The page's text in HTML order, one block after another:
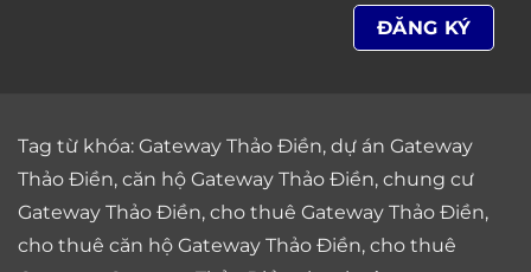
Tag từ khóa: Gateway Thảo Điền, dự án Gateway
Thảo Điền, căn hộ Gateway Thảo Điền, chung cư
Gateway Thảo Điền, cho thuê Gateway Thảo Điền,
cho thuê căn hộ Gateway Thảo Điền, cho thuê